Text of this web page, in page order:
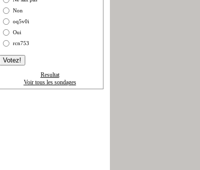
Non
oq5v0i
Oui
rcn753
Resultat
Voir tous les sondages